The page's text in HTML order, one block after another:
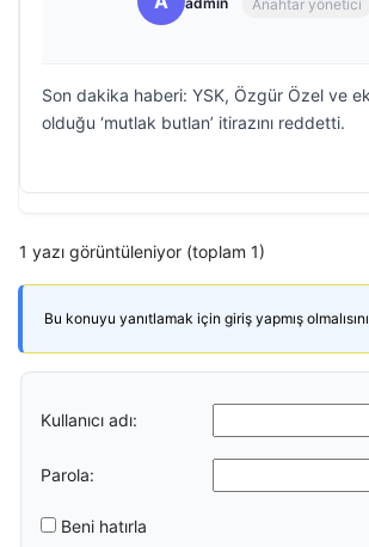
Anahtar yönetici
Son dakika haberi: YSK, Özgür Özel ve
olduğu ‘mutlak butlan’ itirazını reddetti.
1 yazı görüntüleniyor (toplam 1)
Bu konuyu yanıtlamak için giriş yapmış
Kullanıcı adı:
Parola:
Beni hatırla